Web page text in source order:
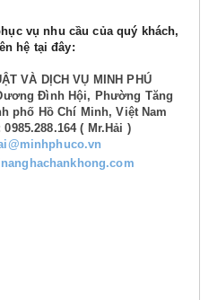
vụ nhu cầu của quý khách,
hệ tại đây:
VÀ DỊCH VỤ MINH PHÚ
Đình Hội, Phường Tăng
phố Hồ Chí Minh, Việt Nam
( Mr.Hải )